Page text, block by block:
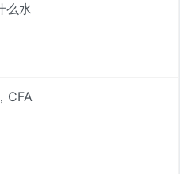
么水
CFA